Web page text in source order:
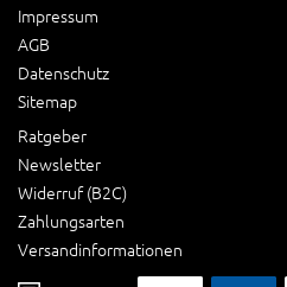
Impressum
AGB
Datenschutz
Sitemap
Ratgeber
Newsletter
Widerruf (B2C)
Zahlungsarten
Versandinformationen